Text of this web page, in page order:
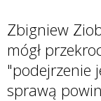
Zbigniew
mógł
"podejrzenie
sprawą